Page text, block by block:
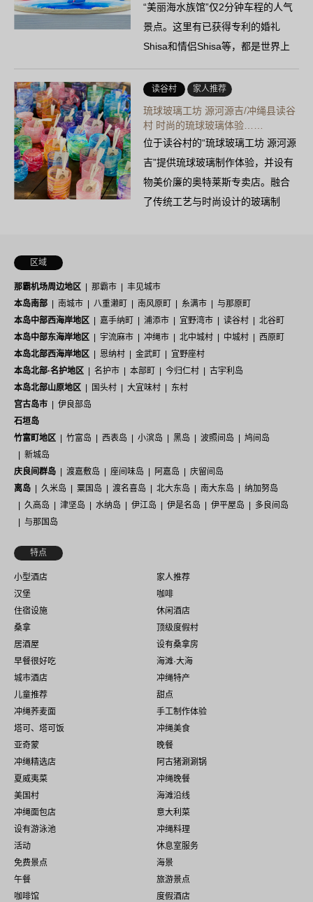
“美丽海水族馆”仅2分钟车程的人气
景点。这里有已获得专利的婚礼
Shisa和情侣Shisa等，都是世界上
独一无二的……
读谷村 家人推荐
琉球玻璃工坊 源河源吉/冲绳县读谷
村 时尚的琉球玻璃体验……
位于读谷村的“琉球玻璃工坊 源河源
吉”提供琉球玻璃制作体验，并设有
物美价廉的奥特莱斯专卖店。融合
了传统工艺与时尚设计的玻璃制
区域
那霸机场周边地区 那霸市
丰见城市
本岛南部
南城市 八重濑町 南风原町 糸满市
与那原町
本岛中部西海岸地区
嘉手纳町 浦添市 宜野湾市 读谷村
北谷町
本岛中部东海岸地区
宇流麻市 冲绳市 北中城村 中城村
西原町
本岛北部西海岸地区
恩纳村 金武町
宜野座村
本岛北部·名护地区
名护市 本部町 今归仁村
古宇利岛
本岛北部山原地区
国头村 大宜味村
东村
宫古岛市
伊良部岛
石垣岛
竹富町地区
竹富岛 西表岛 小滨岛 黑岛 波照间岛
鸠间岛
新城岛
庆良间群岛
渡嘉敷岛 座间味岛 阿嘉岛
庆留间岛
离岛
久米岛 粟国岛 渡名喜岛 北大东岛 南大东岛
纳加努岛
久高岛
津坚岛 水纳岛 伊江岛 伊是名岛 伊平屋岛
多良间岛
与那国岛
特点
小型酒店
家人推荐
汉堡
咖啡
住宿设施
休闲酒店
桑拿
顶级度假村
居酒屋
设有桑拿房
早餐很好吃
海滩·大海
城市酒店
冲绳特产
儿童推荐
甜点
冲绳荞麦面
手工制作体验
塔可、塔可饭
冲绳美食
亚奇蒙
晚餐
冲绳精选店
阿古猪涮涮锅
夏威夷菜
冲绳晚餐
美国村
海滩沿线
冲绳面包店
意大利菜
设有游泳池
冲绳料理
活动
休息室服务
免费景点
海景
午餐
旅游景点
咖啡馆
度假酒店